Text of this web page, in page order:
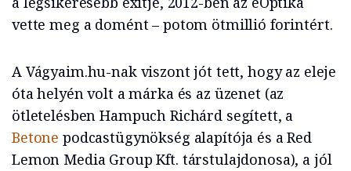
vette meg a domént – potom ötmillió forintért.
A Vágyaim.hu-nak viszont jót tett, hogy az eleje
óta helyén volt a márka és az üzenet (az
ötletelésben Hampuch Richárd segített, a
Betone podcastügynökség alapítója és a Red
Lemon Media Group Kft. társtulajdonosa), a jól